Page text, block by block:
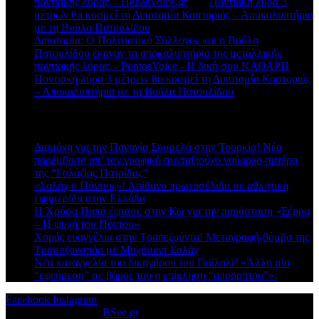
μέτρων θα κοσμεί τη Διποταμία Καστοριάς – Αποκαλυπτήρια
με τη Βούλα Πατουλίδου
Διποταμία: Ο Πολιτιστικό Σύλλογος και η Βούλα
Πατουλίδου έκαναν τα αποκαλυπτήρια της μεταλλικής
ποντιακής λύρας. - PontosVoice - H δική σου ΚΑΘΑΡΗ
Ποντιακή λύρα 3 μέτρων θα κοσμεί τη Διποταμία Καστοριάς
– Αποκαλυπτήρια με τη Βούλα Πατουλίδου
Διαμάχη για την Παναγία Σουμελά στην Τουρκία! Νέα
παρέμβαση απ’ τον γραφικό συνταξιούχο ναύαρχο-πατέρα
της “Γαλάζιας Πατρίδας”
«Σαλάχ ο Πόντιος»! Απίθανο πρωτοσέλιδο σε αθλητική
εφημερίδα στην Ελλάδα
Η Χρύσα Παπά έφτασε στην Κω για την παράσταση «Σέρρα
– Η ψυχή του Πόντου»
Χαράς ευαγγέλια στην Τραπεζούντα! Μεταγραφή-βόμβα της
Τραμπζονσπόρ με Μοχάμεντ Σαλάχ
Νέα καταγγελία του δικηγόρου του Γιαϊλαλί! «Άλλη μία
“εφεύρεση” σε βάρος του η επίκληση “απορρήτου”».
Facebook Instagram
BSee.gr.